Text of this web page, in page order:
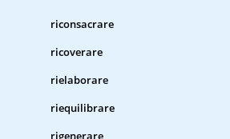
riconsacrare
ricoverare
rielaborare
riequilibrare
rigenerare